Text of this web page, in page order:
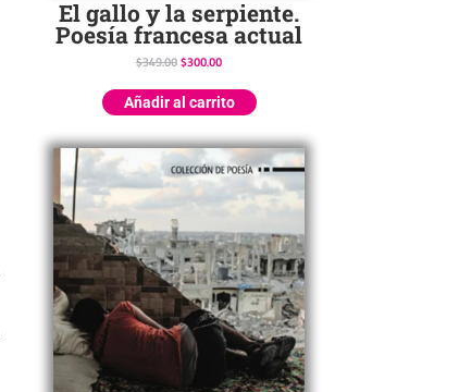
El gallo y la serpiente.
Poesía francesa actual
$349.00 $300.00
Añadir al carrito